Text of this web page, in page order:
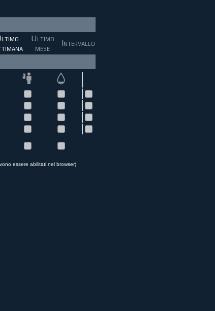
Ultimo
mese
Intervallo
essere abilitati nel browser)